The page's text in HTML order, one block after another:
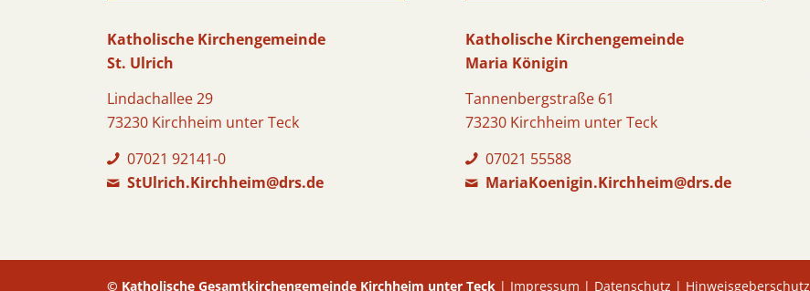
Katholische Kirchengemeinde
St. Ulrich
Lindachallee 29
73230 Kirchheim unter Teck
07021 92141-0
StUlrich.Kirchheim@drs.de
Katholische Kirchengemeinde
Maria Königin
Tannenbergstraße 61
73230 Kirchheim unter Teck
07021 55588
MariaKoenigin.Kirchheim@drs.de
© Katholische Gesamtkirchengemeinde Kirchheim unter Teck | Impressum | Datenschutz | Hinweisgeberschutz